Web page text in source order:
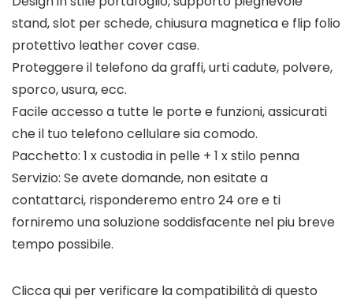
stand, slot per schede, chiusura magnetica e flip folio
protettivo leather cover case.
Proteggere il telefono da graffi, urti cadute, polvere,
sporco, usura, ecc.
Facile accesso a tutte le porte e funzioni, assicurati
che il tuo telefono cellulare sia comodo.
Pacchetto: 1 x custodia in pelle + 1 x stilo penna
Servizio: Se avete domande, non esitate a
contattarci, risponderemo entro 24 ore e ti
forniremo una soluzione soddisfacente nel piu breve
tempo possibile.
Clicca qui per verificare la compatibilità di questo